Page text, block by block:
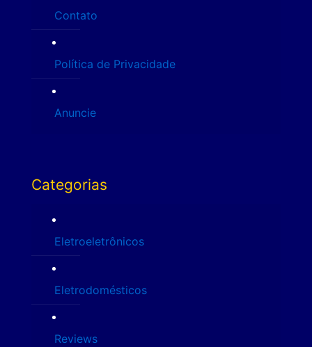
Contato
Política de Privacidade
Anuncie
Categorias
Eletroeletrônicos
Eletrodomésticos
Reviews